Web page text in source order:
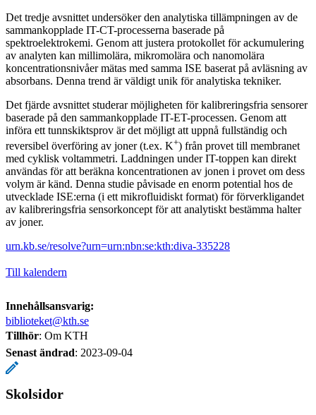
Det tredje avsnittet undersöker den analytiska tillämpningen av de
sammankopplade IT-CT-processerna baserade på
spektroelektrokemi. Genom att justera protokollet för ackumulering
av analyten kan millimolära, mikromolära och nanomolära
koncentrationsnivåer mätas med samma ISE baserat på avläsning av
absorbans. Denna trend är väldigt unik för analytiska tekniker.
Det fjärde avsnittet studerar möjligheten för kalibreringsfria sensorer
baserade på den sammankopplade IT-ET-processen. Genom att
införa ett tunnskiktsprov är det möjligt att uppnå fullständig och
reversibel överföring av joner (t.ex. K+) från provet till membranet
med cyklisk voltammetri. Laddningen under IT-toppen kan direkt
användas för att beräkna koncentrationen av jonen i provet om dess
volym är känd. Denna studie påvisade en enorm potential hos de
utvecklade ISE:erna (i ett mikrofluidiskt format) för förverkligandet
av kalibreringsfria sensorkoncept för att analytiskt bestämma halter
av joner.
urn.kb.se/resolve?urn=urn:nbn:se:kth:diva-335228
Till kalendern
Innehållsansvarig:
biblioteket@kth.se
Tillhör: Om KTH
Senast ändrad: 2023-09-04
Skolsidor